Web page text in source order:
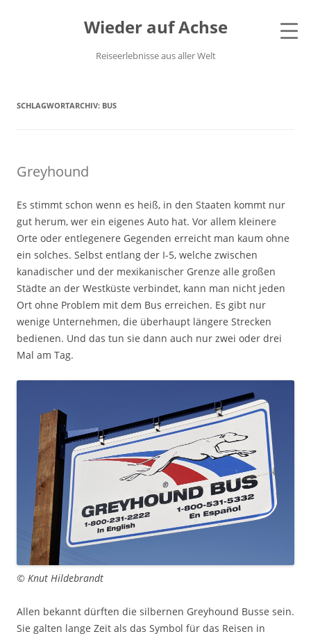
Wieder auf Achse
Reiseerlebnisse aus aller Welt
SCHLAGWORTARCHIV: BUS
Greyhound
Es stimmt schon wenn es heiß, in den Staaten kommt nur
gut herum, wer ein eigenes Auto hat. Vor allem kleinere
Orte oder entlegenere Gegenden erreicht man kaum ohne
ein solches. Selbst entlang der I-5, welche zwischen
kanadischer und der mexikanischer Grenze alle großen
Städte an der Westküste verbindet, kann man nicht jeden
Ort ohne Problem mit dem Bus erreichen. Es gibt nur
wenige Unternehmen, die überhaupt längere Strecken
bedienen. Und das tun sie dann auch nur zwei oder drei
Mal am Tag.
© Knut Hildebrandt
Allen bekannt dürften die silbernen Greyhound Busse sein.
Sie galten lange Zeit als das Symbol für das Reisen in